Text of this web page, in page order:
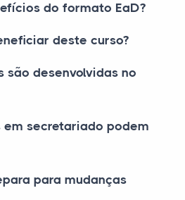
do formato EaD?
deste curso?
são desenvolvidas no
em secretariado podem
para mudanças